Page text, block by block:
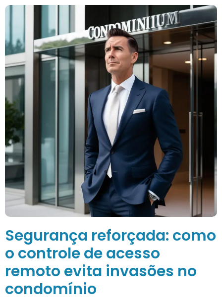
Segurança reforçada: como
o controle de acesso
remoto evita invasões no
condomínio